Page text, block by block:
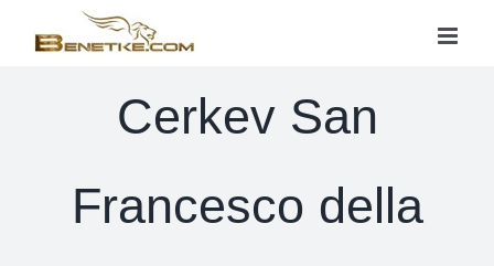
Cerkev San
Francesco della